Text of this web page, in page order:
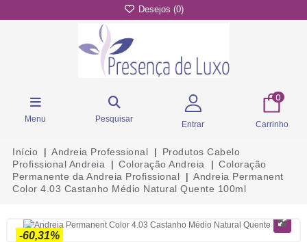
Desejos (0)
Menu Pesquisar
Entrar
0
Carrinho
Início Andreia Professional
Produtos Cabelo
Profissional Andreia
Coloração Andreia
Coloração
Permanente da Andreia Profissional
Andreia Permanent
Color 4.03 Castanho Médio Natural Quente 100ml
-60,31%